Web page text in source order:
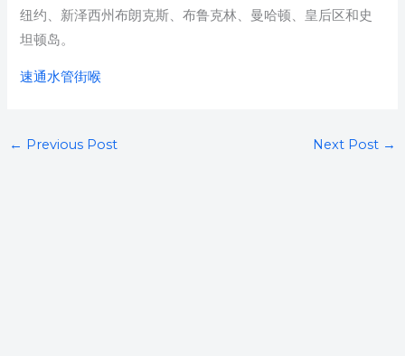
纽约、新泽西州布朗克斯、布鲁克林、曼哈顿、皇后区和史
坦顿岛。
速通水管街喉
← Previous Post Next Post →